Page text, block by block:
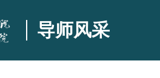
导师风采